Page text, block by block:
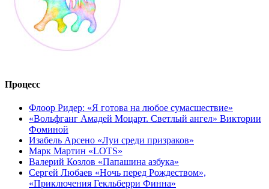
Процесс
Флоор Ридер: «Я готова на любое сумасшествие»
«Вольфганг Амадей Моцарт. Светлый ангел» Виктории
Фоминой
Изабель Арсено «Луи среди призраков»
Марк Мартин «LOTS»
Валерий Козлов «Папашина азбука»
Сергей Любаев «Ночь перед Рождеством»,
«Приключения Гекльберри Финна»